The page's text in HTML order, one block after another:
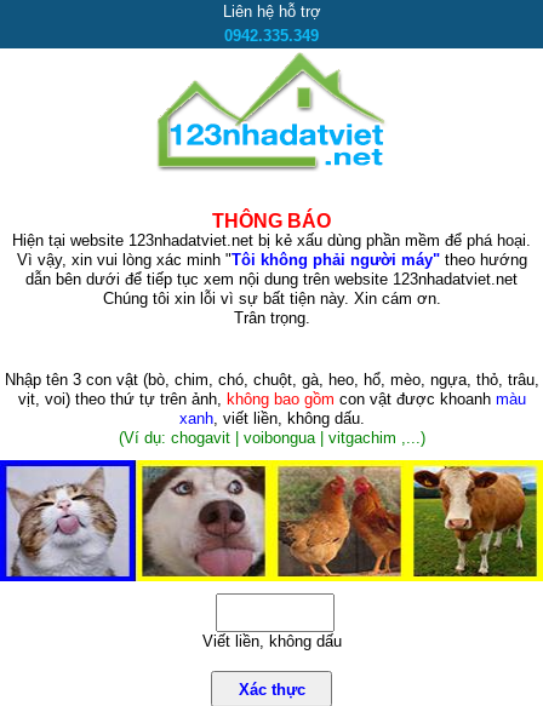
Liên hệ hỗ trợ
0942.335.349
THÔNG BÁO
Hiện tại website 123nhadatviet.net bị kẻ xấu dùng phần mềm để phá hoại.
Vì vậy, xin vui lòng xác minh "Tôi không phải người máy"theo hướng
dẫn bên dưới để tiếp tục xem nội dung trên website 123nhadatviet.net
Chúng tôi xin lỗi vì sự bất tiện này. Xin cám ơn.
Trân trọng.
Nhập tên 3 con vật (bò, chim, chó, chuột, gà, heo, hổ, mèo, ngựa, thỏ, trâu,
vịt, voi)theo thứ tự trên ảnh, không bao gồm con vật được khoanh màu
xanh, viết liền, không dấu.
(Ví dụ: chogavit | voibongua | vitgachim ,...)
Viết liền, không dấu
Xác thực